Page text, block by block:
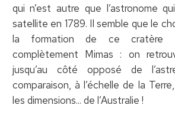
qui n’est autre que l’astronome
satellite en 1789. Il semble que le
la formation de ce cratère
complètement Mimas : on
jusqu’au côté opposé de
comparaison, à l’échelle de la
les dimensions... de l’Australie !